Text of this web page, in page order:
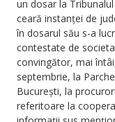
un dosar la
ceară instanței de
în dosarul său s-a
contestate de
convingător, mai
septembrie, la
București, la
referitoare la